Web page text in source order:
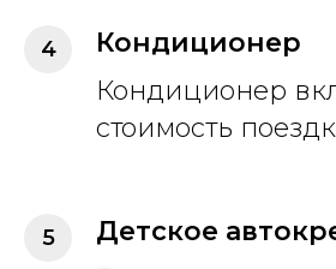
Кондиционер
Кондиционер
стоимость
Детское